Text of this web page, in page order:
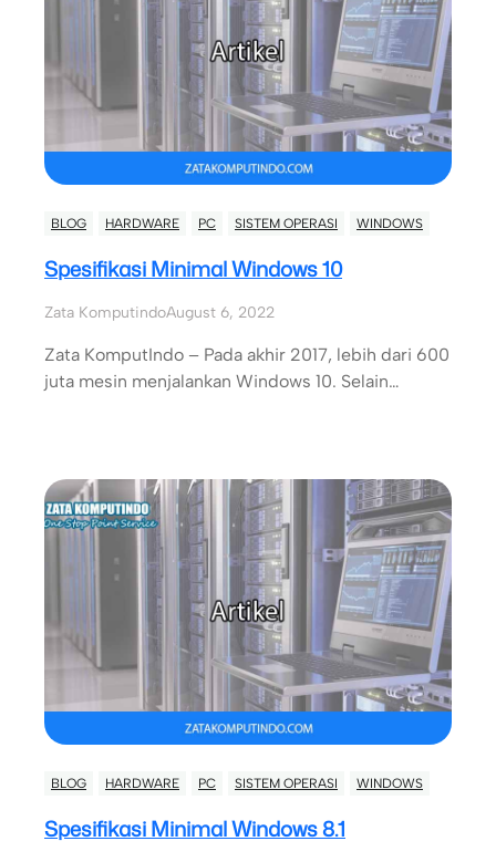
BLOG HARDWARE PC SISTEM OPERASI WINDOWS
Spesifikasi Minimal Windows 10
Zata KomputindoAugust 6, 2022
Zata KomputIndo – Pada akhir 2017, lebih dari 600
juta mesin menjalankan Windows 10. Selain…
BLOG HARDWARE PC SISTEM OPERASI WINDOWS
Spesifikasi Minimal Windows 8.1